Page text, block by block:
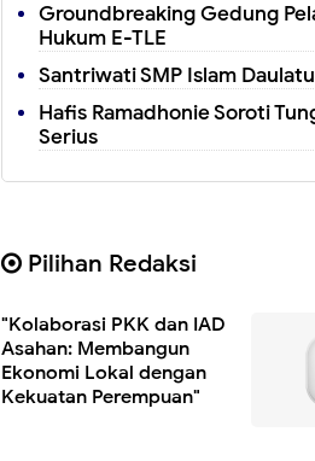
Groundbreaking Gedung
Hukum E-TLE
Santriwati SMP Islam
Hafis Ramadhonie Soroti
Serius
Pilihan Redaksi
"Kolaborasi PKK dan IAD
Asahan: Membangun
Ekonomi Lokal dengan
Kekuatan Perempuan"